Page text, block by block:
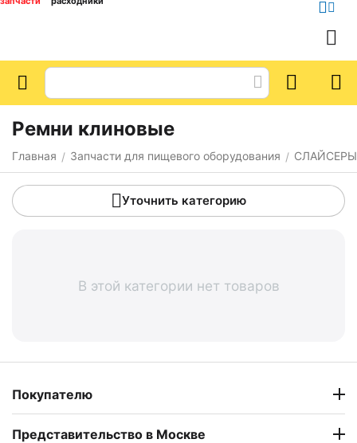
Ремни клиновые
Главная / Запчасти для пищевого оборудования / СЛАЙСЕРЫ
Уточнить категорию
В этой категории нет товаров
Покупателю
Представительство в Москве